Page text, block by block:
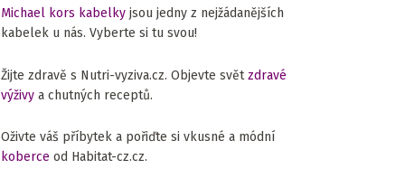
Michael kors kabelky jsou jedny z nejžádanějších
kabelek u nás. Vyberte si tu svou!
Žijte zdravě s Nutri-vyziva.cz. Objevte světzdravé
výživy a chutných receptů.
Oživte váš příbytek a pořiďte si vkusné a módní
koberce od Habitat-cz.cz.